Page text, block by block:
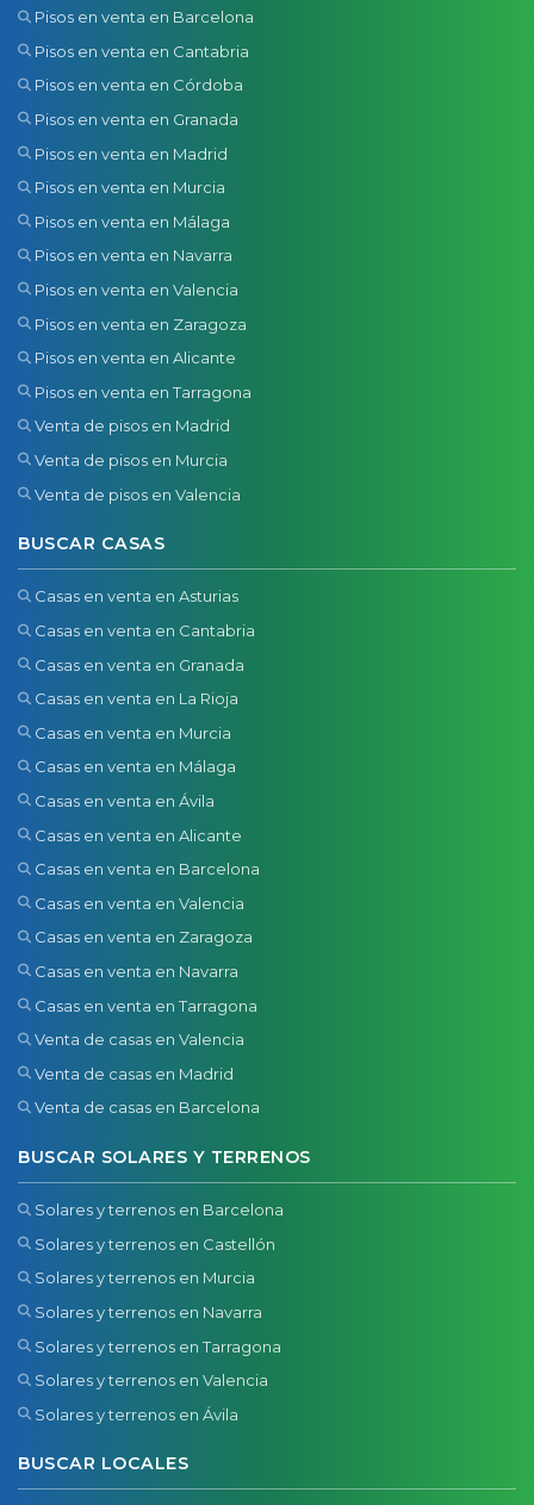
Pisos en venta en Barcelona
Pisos en venta en Cantabria
Pisos en venta en Córdoba
Pisos en venta en Granada
Pisos en venta en Madrid
Pisos en venta en Murcia
Pisos en venta en Málaga
Pisos en venta en Navarra
Pisos en venta en Valencia
Pisos en venta en Zaragoza
Pisos en venta en Alicante
Pisos en venta en Tarragona
Venta de pisos en Madrid
Venta de pisos en Murcia
Venta de pisos en Valencia
BUSCAR CASAS
Casas en venta en Asturias
Casas en venta en Cantabria
Casas en venta en Granada
Casas en venta en La Rioja
Casas en venta en Murcia
Casas en venta en Málaga
Casas en venta en Ávila
Casas en venta en Alicante
Casas en venta en Barcelona
Casas en venta en Valencia
Casas en venta en Zaragoza
Casas en venta en Navarra
Casas en venta en Tarragona
Venta de casas en Valencia
Venta de casas en Madrid
Venta de casas en Barcelona
BUSCAR SOLARES Y TERRENOS
Solares y terrenos en Barcelona
Solares y terrenos en Castellón
Solares y terrenos en Murcia
Solares y terrenos en Navarra
Solares y terrenos en Tarragona
Solares y terrenos en Valencia
Solares y terrenos en Ávila
BUSCAR LOCALES